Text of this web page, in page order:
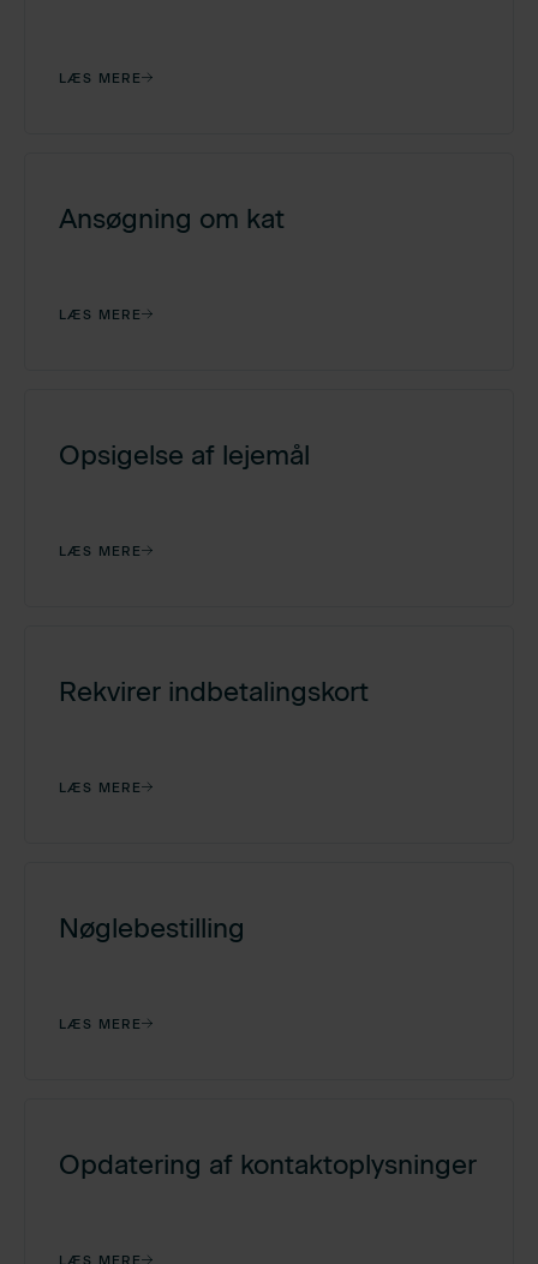
LÆS MERE
Ansøgning om kat
LÆS MERE
Opsigelse af lejemål
LÆS MERE
Rekvirer indbetalingskort
LÆS MERE
Nøglebestilling
LÆS MERE
Opdatering af kontaktoplysninger